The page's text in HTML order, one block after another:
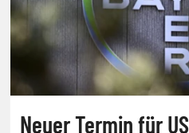
Neuer Termin für